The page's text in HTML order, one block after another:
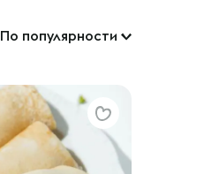
По популярности